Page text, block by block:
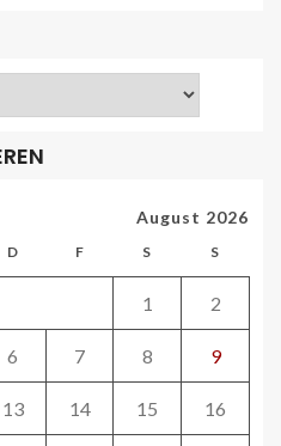
August 2026
D F S S
1 2
6 7 8 9
13 14 15 16
UND LINIENBUS-PRODUZENTEN
Reisebussen ermitteln
«Bahnhofquai» wird
Sanierungsarbeiten